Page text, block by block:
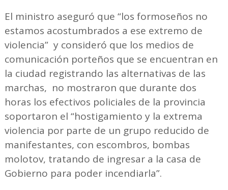
El ministro aseguró que “los formoseños no
estamos acostumbrados a ese extremo de
violencia” y consideró que los medios de
comunicación porteños que se encuentran en
la ciudad registrando las alternativas de las
marchas, no mostraron que durante dos
horas los efectivos policiales de la provincia
soportaron el “hostigamiento y la extrema
violencia por parte de un grupo reducido de
manifestantes, con escombros, bombas
molotov, tratando de ingresar a la casa de
Gobierno para poder incendiarla”.